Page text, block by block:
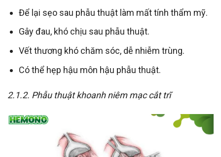
Để lại sẹo sau phẫu thuật làm mất tính thẩm mỹ.
Gây đau, khó chịu sau phẫu thuật.
Vết thương khó chăm sóc, dễ nhiễm trùng.
Có thể hẹp hậu môn hậu phẫu thuật.
2.1.2. Phẫu thuật khoanh niêm mạc cắt trĩ